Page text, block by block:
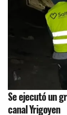
Se ejecutó un
canal Yrigoyen